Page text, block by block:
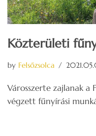
Közterületi
by Felsőzsolca
Városszerte zajlanak a
végzett fűnyírási